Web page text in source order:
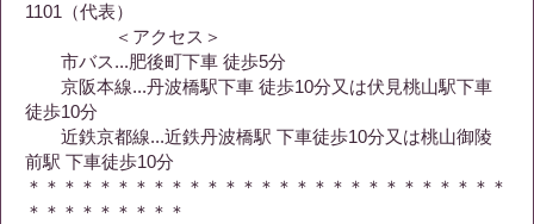
1101（代表）
＜アクセス＞
市バス...肥後町下車 徒歩5分
京阪本線...丹波橋駅下車 徒歩10分又は伏見桃山駅下車
徒歩10分
近鉄京都線...近鉄丹波橋駅 下車徒歩10分又は桃山御陵
前駅 下車徒歩10分
＊＊＊＊＊＊＊＊＊＊＊＊＊＊＊＊＊＊＊＊＊＊＊＊＊＊＊
＊＊＊＊＊＊＊＊＊